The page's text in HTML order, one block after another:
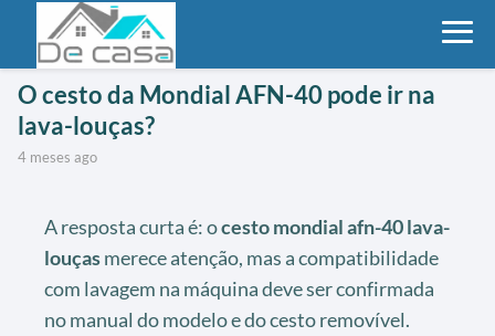
O cesto da Mondial AFN-40 pode ir na
lava-louças?
4 meses ago
A resposta curta é: ocesto mondial afn-40 lava-
louçasmerece atenção, mas a compatibilidade
com lavagem na máquina deve ser confirmada
no manual do modelo e do cesto removível.